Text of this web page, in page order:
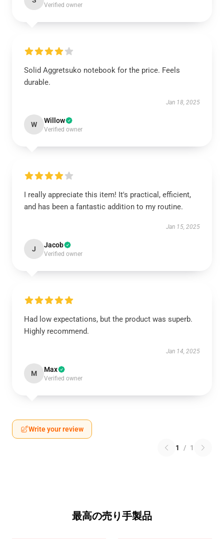
Verified owner
Solid Aggretsuko notebook for the price. Feels
durable.
Jan 18, 2025
W Willow
Verified owner
I really appreciate this item! It's practical, efficient,
and has been a fantastic addition to my routine.
Jan 15, 2025
J Jacob
Verified owner
Had low expectations, but the product was superb.
Highly recommend.
Jan 14, 2025
M Max
Verified owner
Write your review
1 / 1
最高の売り手製品